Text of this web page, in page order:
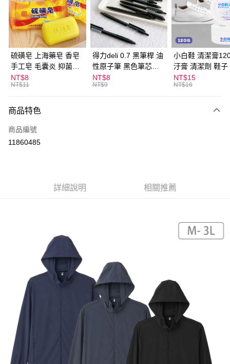
Apple Pay
街口支付
悠遊付
ATM付款
全家取貨付款
每筆NT$60，滿NT$599(含以上)免運費
付款後全家取貨
每筆NT$60，滿NT$599(含以上)免運費
每筆NT$120，滿NT$1,999(含以上)免運費
硫磺皂 上海藥皂 香皂
手工皂 毛囊炎 抑菌除
蟎 清潔護膚 去油去痘
寵物皮膚病 狗狗貓咪
NT$8
NT$11
得力deli 0.7 黑筆桿 油
性原子筆 黑色筆芯
S304
NT$8
NT$9
小白鞋 清潔膏
汙膏 清潔劑 鞋子
漬 白皮鞋 鞋油
NT$15
NT$16
商品特色
商品編號
11860485
詳細說明 相關推薦